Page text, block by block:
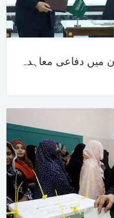
میں دفاعی معاہدہ